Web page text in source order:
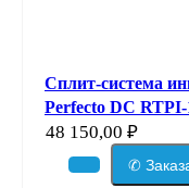
Сплит-система
Perfecto DC
48 150,00 ₽
✆